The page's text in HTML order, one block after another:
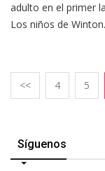
adulto en el primer
Los niños de
<< 4 5
Síguenos